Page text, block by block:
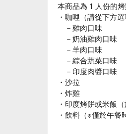
本商品為 1 人份的
・咖哩（請從下方
－雞肉口味
－奶油雞肉口味
－羊肉口味
－綜合蔬菜口味
－印度肉醬口味
・沙拉
・炸雞
・印度烤餅或米飯
・飲料（※僅於午餐